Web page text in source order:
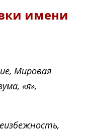
имени
Мировая
«я»,